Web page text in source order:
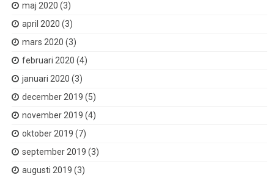
maj 2020 (3)
april 2020 (3)
mars 2020 (3)
februari 2020 (4)
januari 2020 (3)
december 2019 (5)
november 2019 (4)
oktober 2019 (7)
september 2019 (3)
augusti 2019 (3)